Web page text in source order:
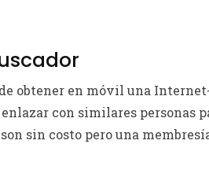
obtener en móvil una
con similares personas
sin costo pero una